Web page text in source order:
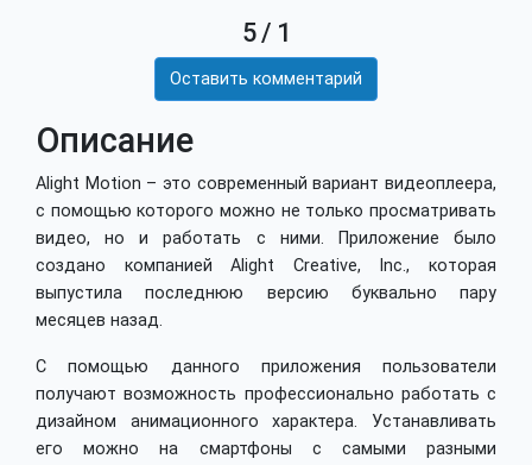
5/ 1
Оставить комментарий
Описание
Alight Motion – это современный вариант видеоплеера,
с помощью которого можно не только просматривать
видео, но и работать с ними. Приложение было
создано компанией Alight Creative, Inc., которая
выпустила последнюю версию буквально пару
месяцев назад.
С помощью данного приложения пользователи
получают возможность профессионально работать с
дизайном анимационного характера. Устанавливать
его можно на смартфоны с самыми разными